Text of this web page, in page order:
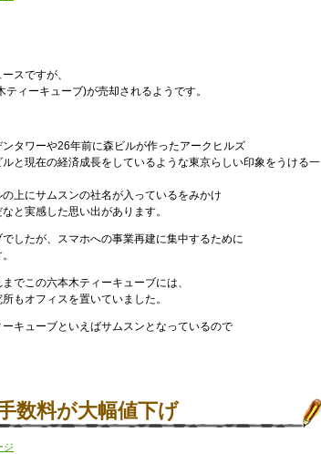
スですが、
ィーキューブ)が売却されるようです。
タワーや26年前に森ビルが作ったアークヒルズ
と現在の経済成長をしているような東京らしい印象をうける一
上にサムスンの社名が入っているをみかけ
と実感した思い出があります。
したが、スマホへの事業再建に集中するために
でこの六本木ティーキューブには、
もオフィスを置いていました。
キューブといえばサムスンとなっているので
数料が大幅値下げ
ジ